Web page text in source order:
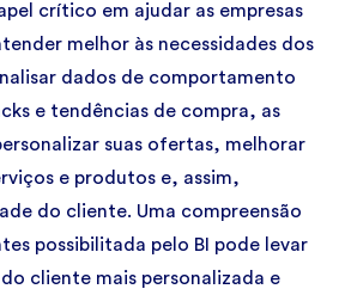
crítico em ajudar as empresas
melhor às necessidades dos
dados de comportamento
e tendências de compra, as
suas ofertas, melhorar
e produtos e, assim,
do cliente. Uma compreensão
possibilitada pelo BI pode levar
cliente mais personalizada e